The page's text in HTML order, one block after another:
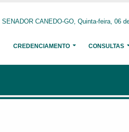
SENADOR CANEDO-GO, Quinta-feira, 06
CREDENCIAMENTO CONSULTAS